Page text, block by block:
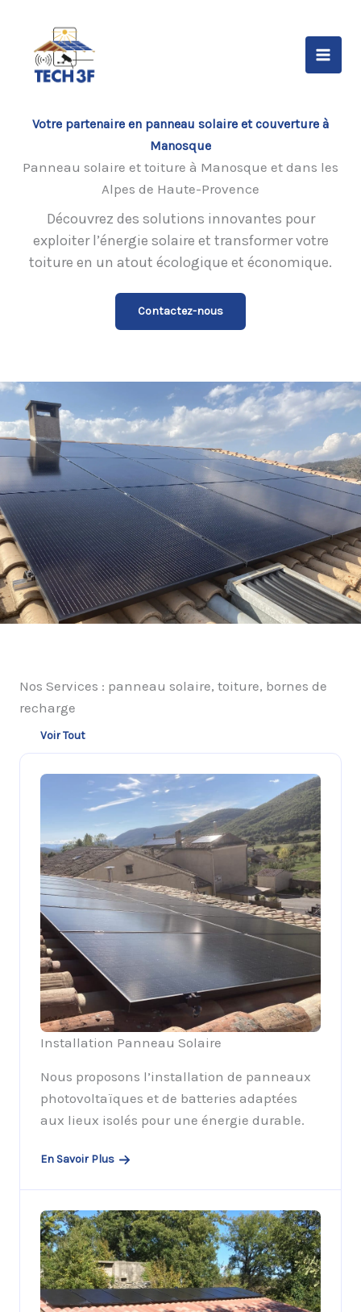
contenu
Votre partenaire en panneau solaire et couverture à
Manosque
Panneau solaire et toiture à Manosque et dans les
Alpes de Haute-Provence
Découvrez des solutions innovantes pour
exploiter l’énergie solaire et transformer votre
toiture en un atout écologique et économique.
Contactez-nous
Nos Services : panneau solaire, toiture, bornes de
recharge
Voir Tout
Installation Panneau Solaire
Nous proposons l’installation de panneaux
photovoltaïques et de batteries adaptées
aux lieux isolés pour une énergie durable.
En Savoir Plus